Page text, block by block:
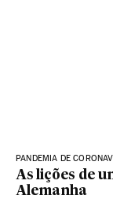
PANDEMIA DE
As lições de
Alemanha